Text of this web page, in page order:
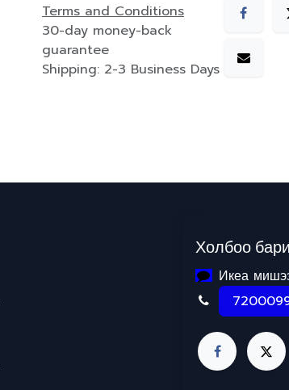
Terms and Conditions
30-day money-back
guarantee
Shipping: 2-3 Business Days
Холбоо
Икеа